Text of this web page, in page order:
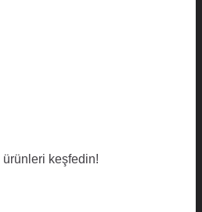
ürünleri keşfedin!